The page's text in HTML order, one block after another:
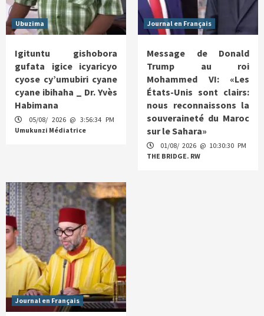
Ubuzima
Igituntu gishobora
gufata igice icyaricyo
cyose cy’umubiri cyane
cyane ibihaha _ Dr. Yvès
Habimana
05/08/ 2026 @ 3:56:34 PM
Umukunzi Médiatrice
Journal en Français
Message de Donald
Trump au roi
Mohammed VI: «Les
États-Unis sont clairs:
nous reconnaissons la
souveraineté du Maroc
sur le Sahara»
01/08/ 2026 @ 10:30:30 PM
THE BRIDGE. RW
Journal en Français